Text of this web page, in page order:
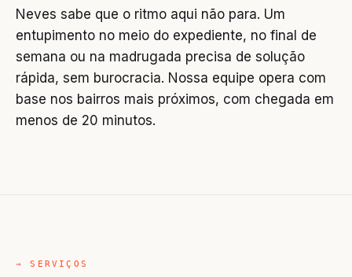
Neves sabe que o ritmo aqui não para. Um
entupimento no meio do expediente, no final de
semana ou na madrugada precisa de solução
rápida, sem burocracia. Nossa equipe opera com
base nos bairros mais próximos, com chegada em
menos de 20 minutos.
→ SERVIÇOS